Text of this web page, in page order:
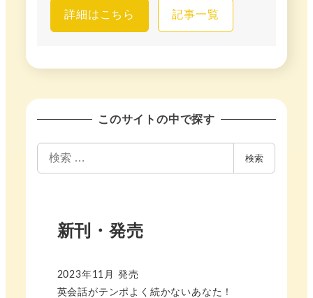
詳細はこちら 記事一覧
このサイトの中で探す
検索
新刊・発売
2023年11月 発売
英会話がテンポよく続かないあなた！